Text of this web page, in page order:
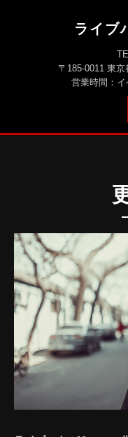
ライブ
〒185-0011 東
営業時間：